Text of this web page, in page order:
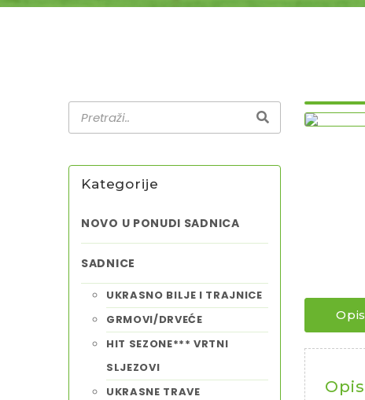
Kategorije
NOVO U PONUDI SADNICA
SADNICE
UKRASNO BILJE I TRAJNICE
GRMOVI/DRVEĆE
HIT SEZONE*** VRTNI
SLJEZOVI
UKRASNE TRAVE
Opis
Opis